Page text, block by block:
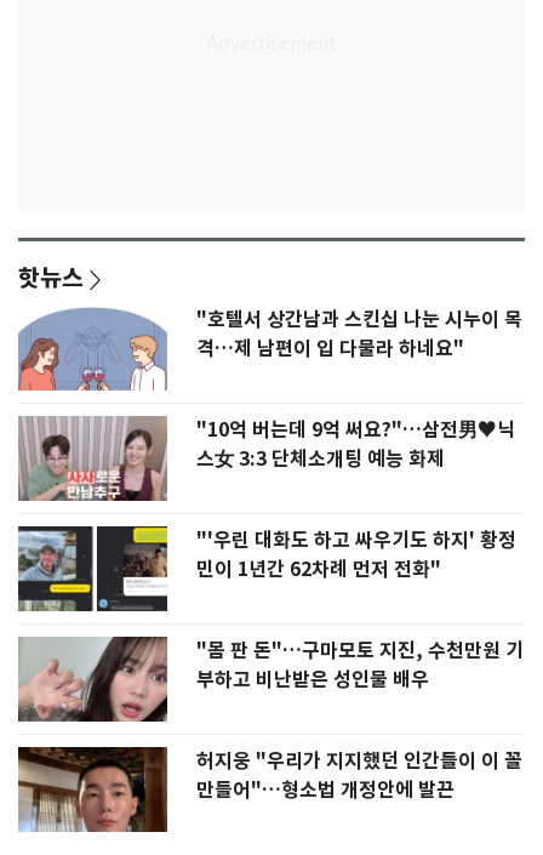
핫뉴스
"호텔서 상간남과 스킨십 나눈 시누이 목
격…제 남편이 입 다물라 하네요"
"10억 버는데 9억 써요?"…삼전男♥닉
스女 3:3 단체소개팅 예능 화제
"'우린 대화도 하고 싸우기도 하지' 황정
민이 1년간 62차례 먼저 전화"
"몸 판 돈"…구마모토 지진, 수천만원 기
부하고 비난받은 성인물 배우
허지웅 "우리가 지지했던 인간들이 이 꼴
만들어"…형소법 개정안에 발끈